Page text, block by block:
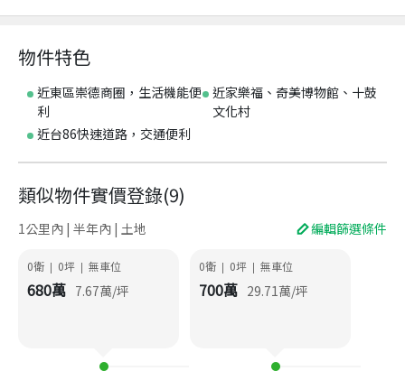
物件特色
近東區崇德商圈，生活機能便
利
近家樂福、奇美博物館、十鼓
文化村
近台86快速道路，交通便利
類似物件實價登錄(9)
1公里內 | 半年內 | 土地 編輯篩選條件
0衛 | 0坪 | 無車位
680萬 7.67萬/坪
0衛 | 0坪 | 無車位
700萬 29.71萬/坪